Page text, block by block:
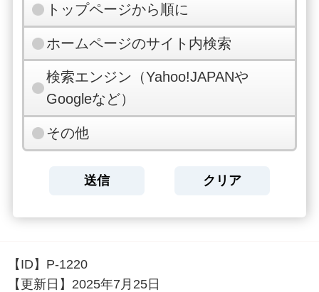
トップページから順に
ホームページのサイト内検索
検索エンジン（Yahoo!JAPANや
Googleなど）
その他
【ID】 P-1220
【更新日】 2025年7月25日